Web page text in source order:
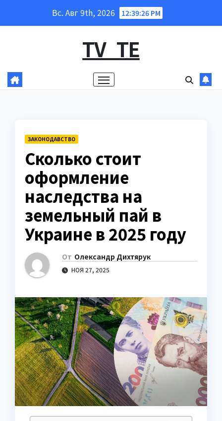
Вс. Авг 9th, 2026 12:39:27 PM
TV_TE
ЗАКОНОДАВСТВО
Сколько стоит
оформление
наследства на
земельный пай в
Украине в 2025 году
От Олександр Дихтярук
НОЯ 27, 2025